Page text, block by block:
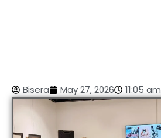
Bisera May 27, 2026 11:05 am